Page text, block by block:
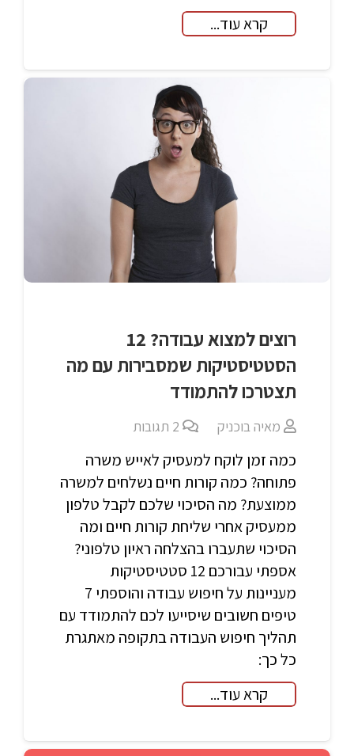
קרא עוד...
רוצים למצוא עבודה? 12
הסטטיסטיקות שמסבירות עם מה
תצטרכו להתמודד
מאיה בוכניק 2 תגובות
כמה זמן לוקח למעסיק לאייש משרה
פתוחה? כמה קורות חיים נשלחים למשרה
ממוצעת? מה הסיכוי שלכם לקבל טלפון
ממעסיק אחרי שליחת קורות חיים ומה
הסיכוי שתעברו בהצלחה ראיון טלפוני?
אספתי עבורכם 12 סטטיסטיקות
מעניינות על חיפוש עבודה והוספתי 7
טיפים חשובים שיסייעו לכם להתמודד עם
תהליך חיפוש העבודה בתקופה מאתגרת
כל כך:
קרא עוד...